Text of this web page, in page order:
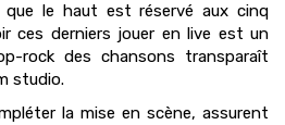
le haut est réservé aux cinq
ces derniers jouer en live est un
rock des chansons transparaît
studio.
la mise en scène, assurent